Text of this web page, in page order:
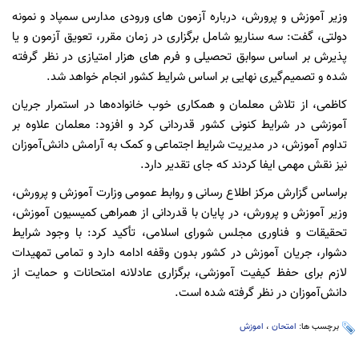
وزیر آموزش و پرورش، درباره آزمون های ورودی مدارس سمپاد و نمونه
دولتی، گفت: سه سناریو شامل برگزاری در زمان مقرر، تعویق آزمون و یا
پذیرش بر اساس سوابق تحصیلی و فرم های هزار امتیازی در نظر گرفته
شده و تصمیم‌گیری نهایی بر اساس شرایط کشور انجام خواهد شد.
کاظمی، از تلاش معلمان و همکاری خوب خانواده‌ها در استمرار جریان
آموزشی در شرایط کنونی کشور قدردانی کرد و افزود: معلمان علاوه بر
تداوم آموزش، در مدیریت شرایط اجتماعی و کمک به آرامش دانش‌آموزان
نیز نقش مهمی ایفا کردند که جای تقدیر دارد.
براساس گزارش مرکز اطلاع رسانی و روابط عمومی وزارت آموزش و پرورش،
وزیر آموزش و پرورش، در پایان با قدردانی از همراهی کمیسیون آموزش،
تحقیقات و فناوری مجلس شورای اسلامی، تأکید کرد: با وجود شرایط
دشوار، جریان آموزش در کشور بدون وقفه ادامه دارد و تمامی تمهیدات
لازم برای حفظ کیفیت آموزشی، برگزاری عادلانه امتحانات و حمایت از
دانش‌آموزان در نظر گرفته شده است.
برچسب ها: امتحان ، اموزش